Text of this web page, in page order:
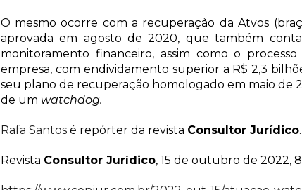
O mesmo ocorre com a recuperação da Atvos
aprovada em agosto de 2020, que também
monitoramento financeiro, assim como o
empresa, com endividamento superior a R$ 2,3
seu plano de recuperação homologado em maio de
de um watchdog.
Rafa Santosé repórter da revista Consultor Jurídico.
Revista Consultor Jurídico, 15 de outubro de 2022,